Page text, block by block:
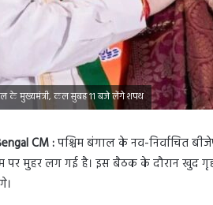
के मुख्यमंत्री, कल सुबह 11 बजे लेंगे शपथ
CM :पश्चिम बंगाल के नव-निर्वाचित
पर मुहर लग गई है। इस बैठक के दौरान खुद